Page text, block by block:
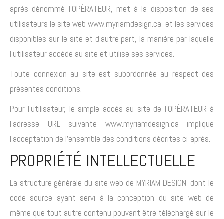
après dénommé l’OPÉRATEUR, met à la disposition de ses
utilisateurs le site web www.myriamdesign.ca, et les services
disponibles sur le site et d’autre part, la manière par laquelle
l’utilisateur accède au site et utilise ses services.
Toute connexion au site est subordonnée au respect des
présentes conditions.
Pour l’utilisateur, le simple accès au site de l’OPÉRATEUR à
l’adresse URL suivante www.myriamdesign.ca implique
l’acceptation de l’ensemble des conditions décrites ci-après.
PROPRIÉTÉ INTELLECTUELLE
La structure générale du site web de MYRIAM DESIGN, dont le
code source ayant servi à la conception du site web de
même que tout autre contenu pouvant être téléchargé sur le